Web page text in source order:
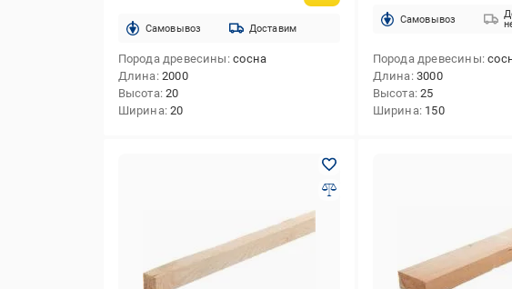
Cамовывоз Доставим
Порода древесины сосна
Длина 2000
Высота 20
Ширина 20
Cамовывоз
Порода древесины
Длина 3000
Высота 25
Ширина 150